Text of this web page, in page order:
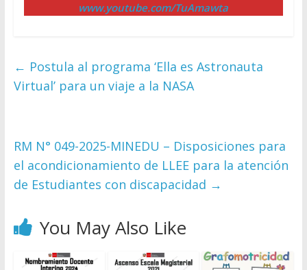
www.youtube.com/TuAmawta
← Postula al programa ‘Ella es Astronauta
Virtual’ para un viaje a la NASA
RM N° 049-2025-MINEDU – Disposiciones para
el acondicionamiento de LLEE para la atención
de Estudiantes con discapacidad →
You May Also Like